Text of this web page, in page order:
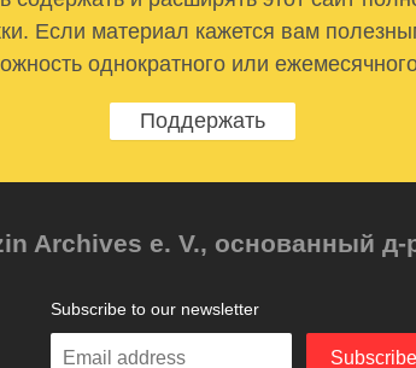
Если материал кажется вам
однократного или
Поддержать
Archives e. V., основанный
Subscribe to our newsletter
Enter
Subscribe